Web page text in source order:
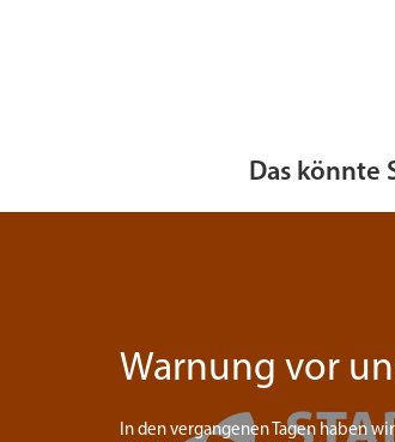
Das könnte
Warnung vor
In den vergangenen Tagen haben